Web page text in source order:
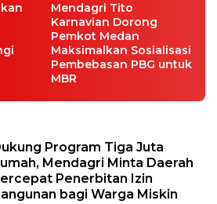
Mendagri Tito
Karnavian Dorong
Pemkot Medan
Maksimalkan Sosialisasi
Pembebasan PBG untuk
MBR
Program Tiga Juta
Mendagri Minta Daerah
Penerbitan Izin
bagi Warga Miskin